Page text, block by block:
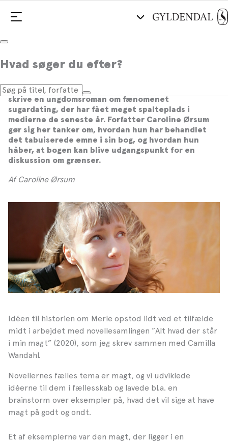
Hvad søger du efter?
Caroline Ørsum: ”Jeg gider ikke være
en løftet pegefinger”
En brainstorm om magt endte med en idé om at
skrive en ungdomsroman om fænomenet
sugardating, der har fået meget spalteplads i
medierne de seneste år. Forfatter Caroline Ørsum
gør sig her tanker om, hvordan hun har behandlet
det tabuiserede emne i sin bog, og hvordan hun
håber, at bogen kan blive udgangspunkt for en
diskussion om grænser.
Af Caroline Ørsum
Idéen til historien om Merle opstod lidt ved et tilfælde
midt i arbejdet med novellesamlingen ”Alt hvad der står
i min magt” (2020), som jeg skrev sammen med Camilla
Wandahl.
Novellernes fælles tema er magt, og vi udviklede
idéerne til dem i fællesskab og lavede bl.a. en
brainstorm over eksempler på, hvad det vil sige at have
magt på godt og ondt.
Et af eksemplerne var den magt, der ligger i en